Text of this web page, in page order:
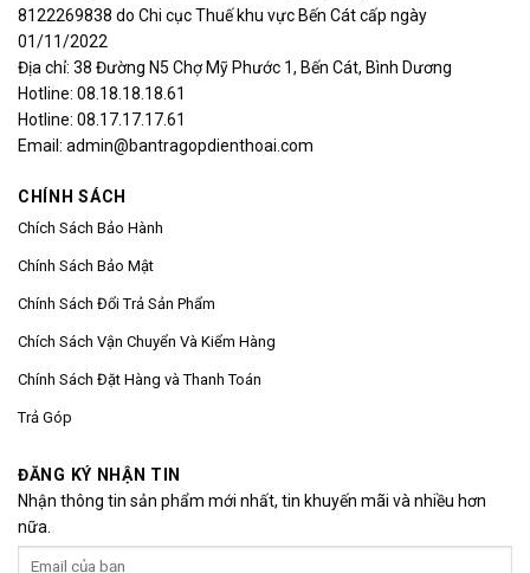
8122269838 do Chi cục Thuế khu vực Bến Cát cấp ngày
01/11/2022
Địa chỉ: 38 Đường N5 Chợ Mỹ Phước 1, Bến Cát, Bình Dương
Hotline: 08.18.18.18.61
Hotline: 08.17.17.17.61
Email: admin@bantragopdienthoai.com
CHÍNH SÁCH
Chích Sách Bảo Hành
Chính Sách Bảo Mật
Chính Sách Đổi Trả Sản Phẩm
Chích Sách Vận Chuyển Và Kiểm Hàng
Chính Sách Đặt Hàng và Thanh Toán
Trả Góp
ĐĂNG KÝ NHẬN TIN
Nhận thông tin sản phẩm mới nhất, tin khuyến mãi và nhiều hơn
nữa.